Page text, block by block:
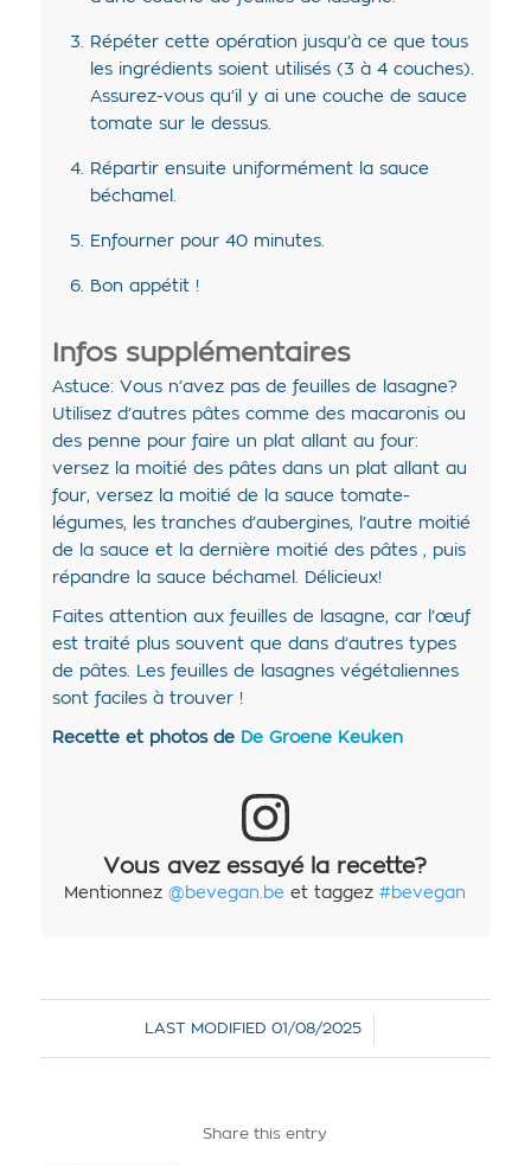
Répéter cette opération jusqu’à ce que tous
les ingrédients soient utilisés (3 à 4 couches).
Assurez-vous qu’il y ai une couche de sauce
tomate sur le dessus.
Répartir ensuite uniformément la sauce
béchamel.
Enfourner pour 40 minutes.
Bon appétit !
Infos supplémentaires
Astuce: Vous n’avez pas de feuilles de lasagne?
Utilisez d’autres pâtes comme des macaronis ou
des penne pour faire un plat allant au four:
versez la moitié des pâtes dans un plat allant au
four, versez la moitié de la sauce tomate-
légumes, les tranches d’aubergines, l’autre moitié
de la sauce et la dernière moitié des pâtes , puis
répandre la sauce béchamel. Délicieux!
Faites attention aux feuilles de lasagne, car l’œuf
est traité plus souvent que dans d’autres types
de pâtes. Les feuilles de lasagnes végétaliennes
sont faciles à trouver !
Recette et photos de De Groene Keuken
Vous avez essayé la recette?
Mentionnez@bevegan.be et taggez#bevegan
LAST MODIFIED 01/08/2025
/
Share this entry